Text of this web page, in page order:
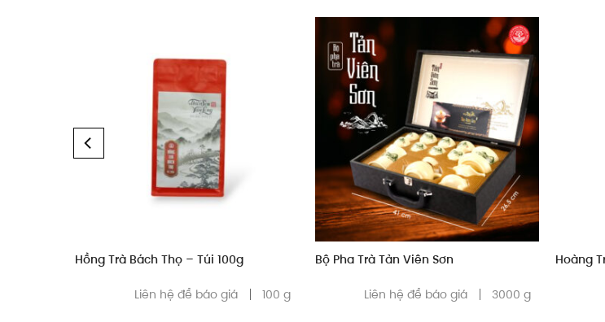
Hồng Trà Bách Thọ – Túi 100g
100 g
Liên hệ để báo giá
Bộ Pha Trà Tản Viên Sơn
3000 g
Liên hệ để báo giá
Hoàng